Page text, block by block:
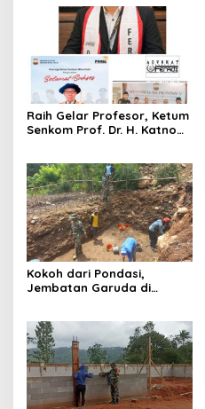
Raih Gelar Profesor, Ketum
Senkom Prof. Dr. H. Katno
Baru Pariwisata dan
Ketahanan Ekonomi
Kokoh dari Pondasi,
Jembatan Garuda di
Beban Maksimal